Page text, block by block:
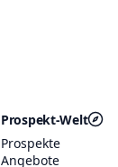
Prospekt-Welt
Prospekte
Angebote